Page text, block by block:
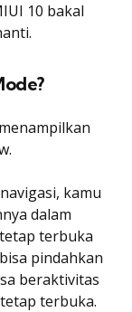
10 bakal
kamu
dalam
terbuka
pindahkan
beraktivitas
terbuka.